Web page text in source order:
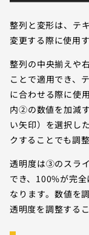
整列と変形は、テ
変更する際に使用
整列の中央揃えや
ことで適用でき、
に合わせる際に使
内②の数値を加減
い矢印）を選択し
クすることでも調整
透明度は③のスラ
でき、100%が完
なります。数値を
透明度を調整する